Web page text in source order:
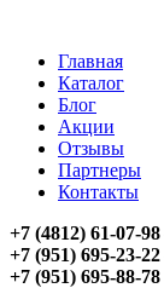
Главная
Каталог
Блог
Акции
Отзывы
Партнеры
Контакты
+7 (4812) 61-07-98
+7 (951) 695-23-22
+7 (951) 695-88-78